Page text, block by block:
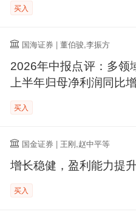
买入
国海证券 | 董伯骏,李振方
2026年中报点评：多领
上半年归母净利润同比
买入
国金证券 | 王刚,赵中平等
增长稳健，盈利能力提
买入